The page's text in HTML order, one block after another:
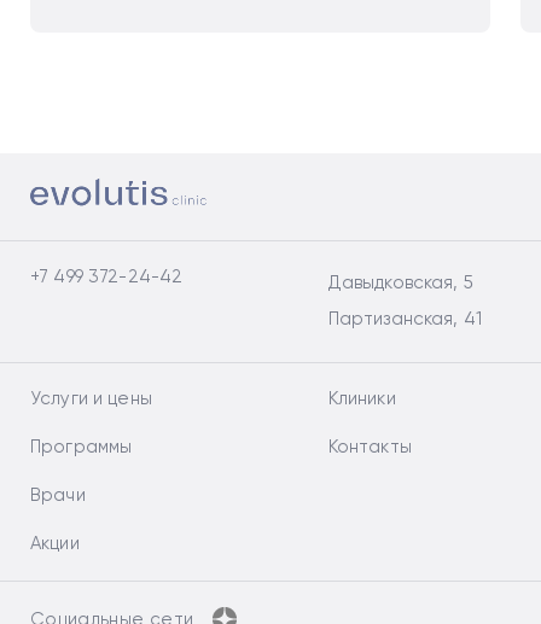
+7 499 372-24-42
Давыдковская, 5
Партизанская, 41
Услуги и цены
Программы
Врачи
Акции
Клиники
Контакты
Социальные сети